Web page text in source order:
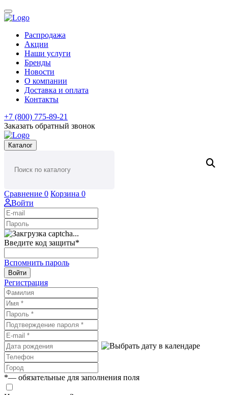
Распродажа
Акции
Наши услуги
Бренды
Новости
О компании
Доставка и оплата
Контакты
+7 (800) 775-89-21
Заказать обратный звонок
Каталог
Сравнение 0 Корзина 0
Войти
Введите код защиты*
Вспомнить пароль
Войти
Регистрация
*— обязательные для заполнения поля